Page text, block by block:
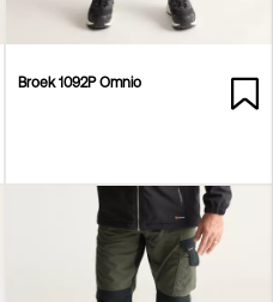
Broek 1092P Omnio